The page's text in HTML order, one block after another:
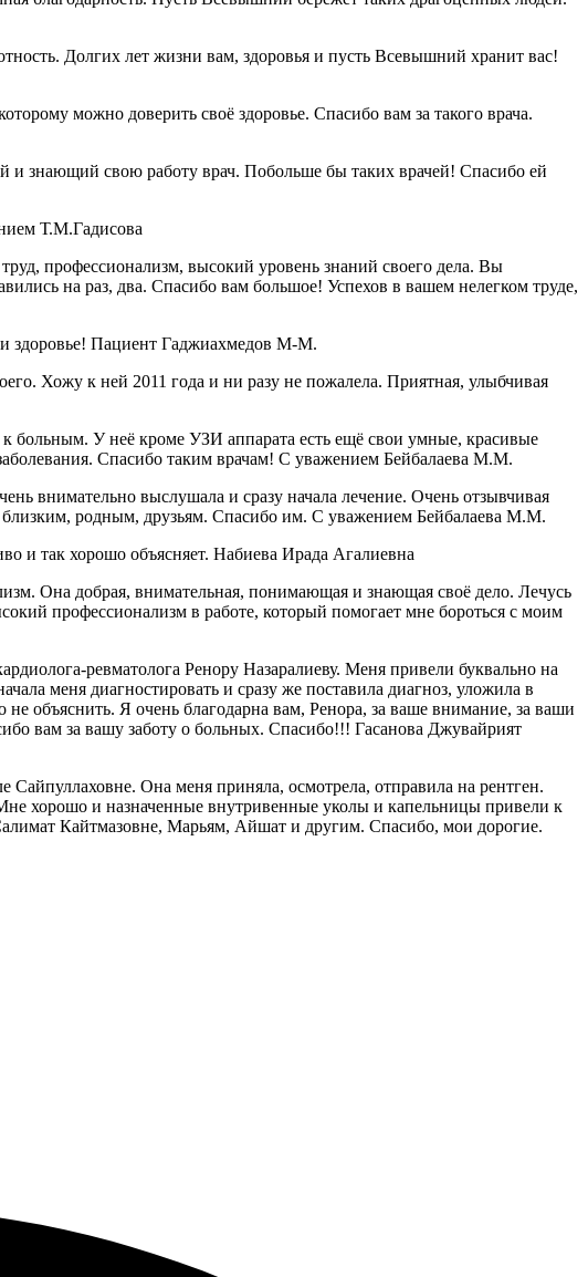
Долгих лет жизни вам, здоровья и пусть Всевышний хранит вас!
можно доверить своё здоровье. Спасибо вам за такого врача.
знающий свою работу врач. Побольше бы таких врачей! Спасибо ей
Т.М.Гадисова
профессионализм, высокий уровень знаний своего дела. Вы
на раз, два. Спасибо вам большое! Успехов в вашем нелегком труде,
здоровье! Пациент Гаджиахмедов М-М.
Хожу к ней 2011 года и ни разу не пожалела. Приятная, улыбчивая
У неё кроме УЗИ аппарата есть ещё свои умные, красивые
Спасибо таким врачам! С уважением Бейбалаева М.М.
внимательно выслушала и сразу начала лечение. Очень отзывчивая
близким, родным, друзьям. Спасибо им. С уважением Бейбалаева М.М.
и так хорошо объясняет. Набиева Ирада Агалиевна
Она добрая, внимательная, понимающая и знающая своё дело. Лечусь
профессионализм в работе, который помогает мне бороться с моим
ревматолога Ренору Назаралиеву. Меня привели буквально на
меня диагностировать и сразу же поставила диагноз, уложила в
объяснить. Я очень благодарна вам, Ренора, за ваше внимание, за ваши
вам за вашу заботу о больных. Спасибо!!! Гасанова Джувайрият
Она меня приняла, осмотрела, отправила на рентген.
Мне хорошо и назначенные внутривенные уколы и капельницы привели к
Кайтмазовне, Марьям, Айшат и другим. Спасибо, мои дорогие.